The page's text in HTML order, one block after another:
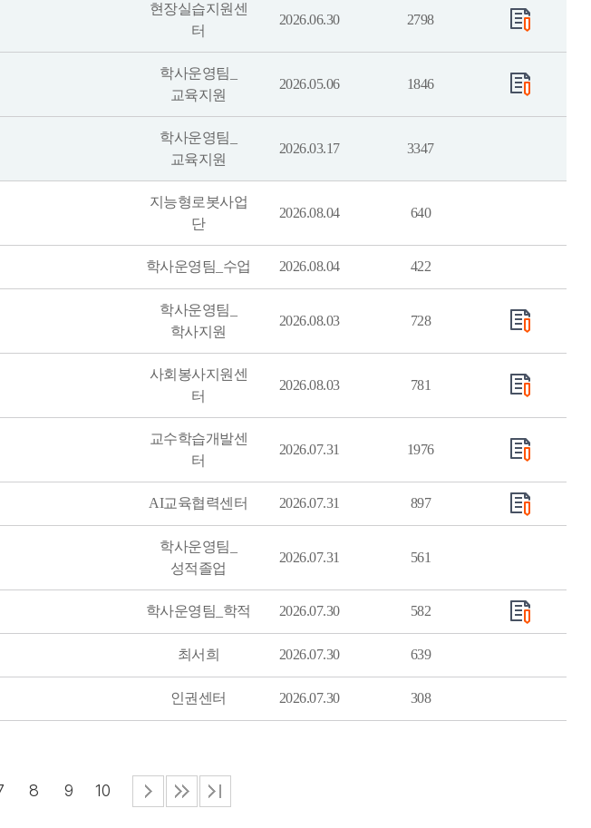
현장실습지원센
터
2026.06.30 2798
학사운영팀_
교육지원
2026.05.06 1846
학사운영팀_
교육지원
2026.03.17 3347
지능형로봇사업
단
2026.08.04 640
학사운영팀_수업 2026.08.04 422
학사운영팀_
학사지원
2026.08.03 728
사회봉사지원센
터
2026.08.03 781
교수학습개발센
터
2026.07.31 1976
AI교육협력센터 2026.07.31 897
학사운영팀_
성적졸업
2026.07.31 561
학사운영팀_학적 2026.07.30 582
최서희 2026.07.30 639
인권센터 2026.07.30 308
8 9 10